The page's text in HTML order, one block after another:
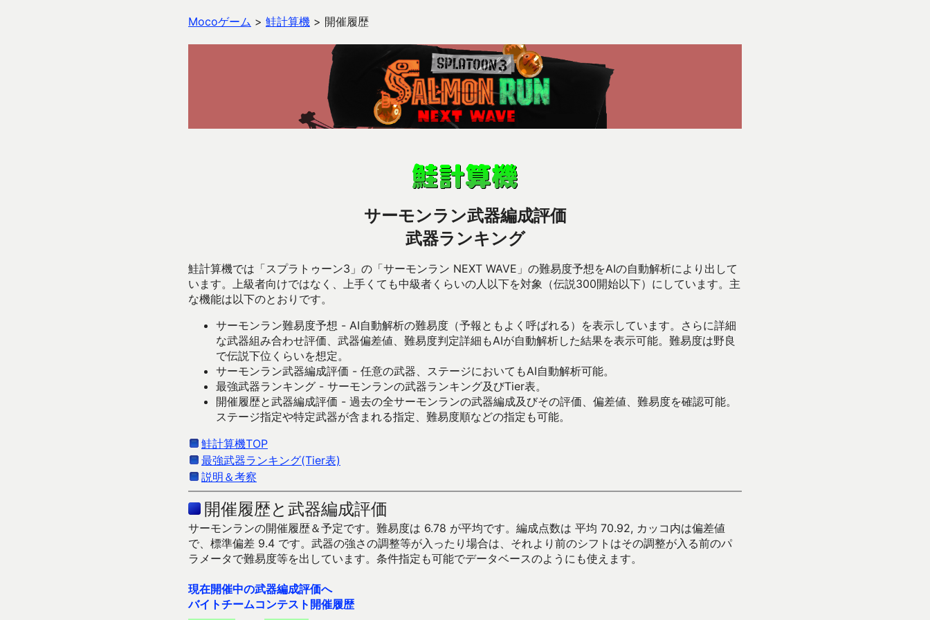
Mocoゲーム > 鮭計算機 > 開催履歴
サーモンラン武器編成評価
武器ランキング
鮭計算機では「スプラトゥーン3」の「サーモンラン NEXT WAVE」の難易度予想をAIの自動解析により出して
います。上級者向けではなく、上手くても中級者くらいの人以下を対象（伝説300開始以下）にしています。主
な機能は以下のとおりです。
サーモンラン難易度予想 - AI自動解析の難易度（予報ともよく呼ばれる）を表示しています。さらに詳細
な武器組み合わせ評価、武器偏差値、難易度判定詳細もAIが自動解析した結果を表示可能。難易度は野良
で伝説下位くらいを想定。
サーモンラン武器編成評価 - 任意の武器、ステージにおいてもAI自動解析可能。
最強武器ランキング - サーモンランの武器ランキング及びTier表。
開催履歴と武器編成評価 - 過去の全サーモンランの武器編成及びその評価、偏差値、難易度を確認可能。
ステージ指定や特定武器が含まれる指定、難易度順などの指定も可能。
鮭計算機TOP
最強武器ランキング(Tier表)
説明＆考察
開催履歴と武器編成評価
サーモンランの開催履歴＆予定です。難易度は 6.78 が平均です。編成点数は 平均 70.92, カッコ内は偏差値
で、標準偏差 9.4 です。武器の強さの調整等が入ったり場合は、それより前のシフトはその調整が入る前のパ
ラメータで難易度等を出しています。条件指定も可能でデータベースのようにも使えます。
現在開催中の武器編成評価へ
バイトチームコンテスト開催履歴